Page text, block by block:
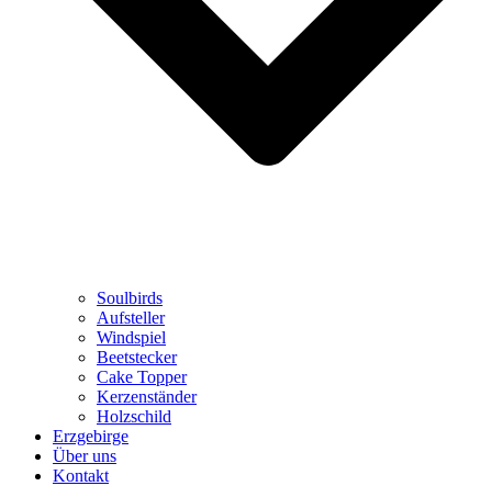
Soulbirds
Aufsteller
Windspiel
Beetstecker
Cake Topper
Kerzenständer
Holzschild
Erzgebirge
Über uns
Kontakt